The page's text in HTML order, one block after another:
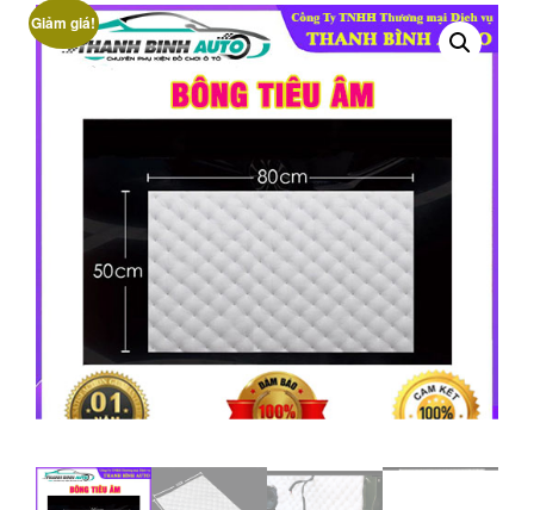
Giảm giá!